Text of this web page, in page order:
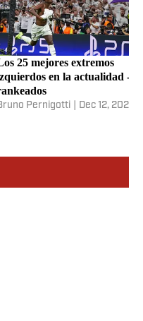
25 mejores extremos
en la actualidad -
Pernigotti Dec 12, 2025